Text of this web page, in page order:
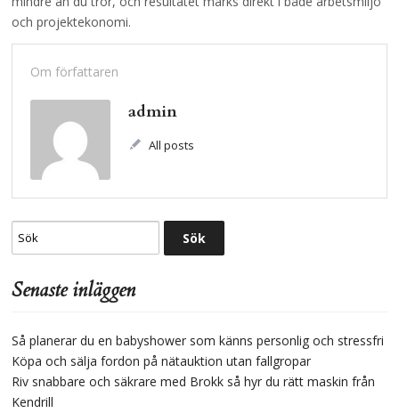
och projektekonomi.
Om författaren
admin
All posts
Senaste inläggen
Så planerar du en babyshower som känns personlig och stressfri
Köpa och sälja fordon på nätauktion utan fallgropar
Riv snabbare och säkrare med Brokk så hyr du rätt maskin från
Kendrill